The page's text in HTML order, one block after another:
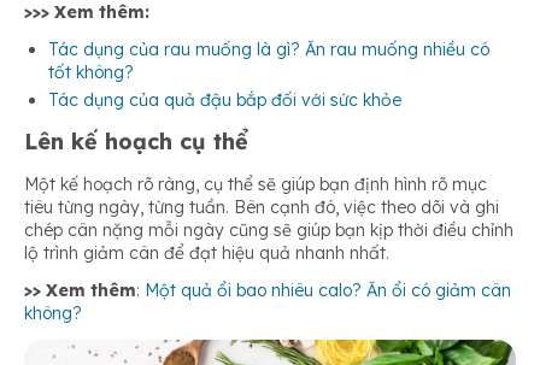
>>> Xem thêm:
Tác dụng của rau muống là gì? Ăn rau muống nhiều có
tốt không?
Tác dụng của quả đậu bắp đối với sức khỏe
Lên kế hoạch cụ thể
Một kế hoạch rõ ràng, cụ thể sẽ giúp bạn định hình rõ mục
tiêu từng ngày, từng tuần. Bên cạnh đó, việc theo dõi và ghi
chép cân nặng mỗi ngày cũng sẽ giúp bạn kịp thời điều chỉnh
lộ trình giảm cân để đạt hiệu quả nhanh nhất.
>> Xem thêm: Một quả ổi bao nhiêu calo? Ăn ổi có giảm cân
không?